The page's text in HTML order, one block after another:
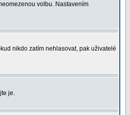
volbu. Nastavením
nikdo zatím nehlasovat, pak uživatelé
je.